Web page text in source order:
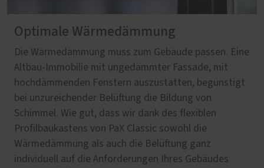
Optimale Wärmedämmung
Die Wärmedämmung muss zum Gebäude passen. Eine
Altbau-Immobilie mit ungedämmter Fassade, mit
hochdämmenden Fenstern auszustatten, begünstigt
bei unzureichender Belüftung die Bildung von
Schimmel. Wie gut, dass wir dank des flexiblen
Profilbaukastens von PaX Classic sowohl die
Wärmedämmung als auch die Belüftung ganz
individuell auf die Anforderungen Ihres Gebäudes